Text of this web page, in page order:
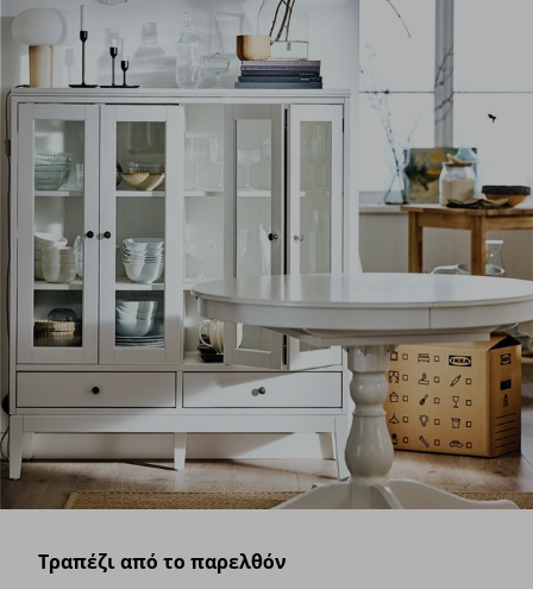
Τραπέζι από το παρελθόν